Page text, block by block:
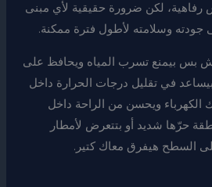
رفاهية، لكن ضرورة حقيقية لأي مبنى
وسلامته لأطول فترة ممكنة.
بس بيمنع تسرب المياه ويحافظ على
بيساعد في تقليل درجات الحرارة داخل
الكهرباء ويحسن من الراحة داخل
حرّها شديد أو بتتعرض لأمطار
السطح هيفرق معاك كتير.